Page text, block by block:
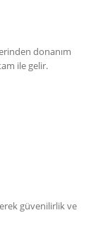
donanım
ile gelir.
güvenilirlik ve